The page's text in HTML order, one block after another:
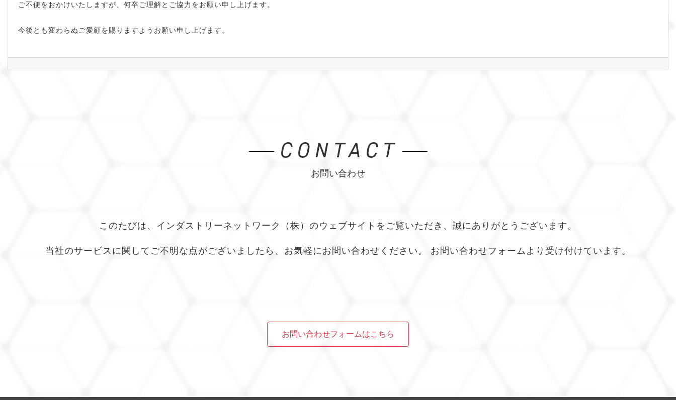
ご不便をおかけいたしますが、何卒ご理解とご協力をお願い申し上げます。
今後とも変わらぬご愛顧を賜りますようお願い申し上げます。
CONTACT
お問い合わせ
このたびは、インダストリーネットワーク（株）のウェブサイトをご覧いただき、誠にありがとうございます。
当社のサービスに関してご不明な点がございましたら、お気軽にお問い合わせください。 お問い合わせフォームより受け付けています。
お問い合わせフォームはこちら